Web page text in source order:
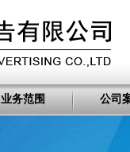
业务范围 公司